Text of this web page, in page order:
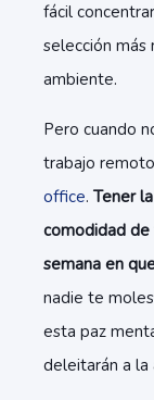
fácil
selección más
ambiente.
Pero cuando
trabajo
office. Tener
comodidad de
semana en
nadie te
esta paz
deleitarán a la